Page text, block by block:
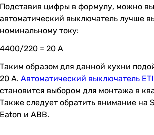
Подставив цифры в формулу, можно
автоматический выключатель лучше
номинальному току:
4400/220 = 20 А
Таким образом для данной кухни
20 А. Автоматический выключатель ETI
становится выбором для монтажа в
Также следует обратить внимание на
Eaton и ABB.